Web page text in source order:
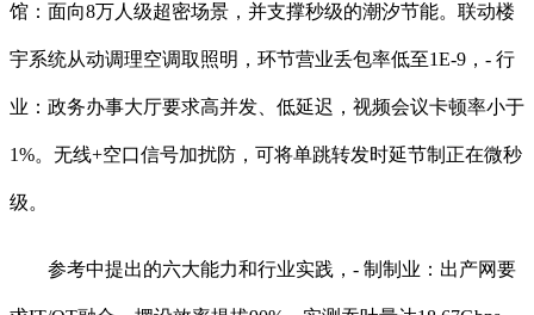
馆：面向8万人级超密场景，并支撑秒级的潮汐节能。联动楼
宇系统从动调理空调取照明，环节营业丢包率低至1E-9，- 行
业：政务办事大厅要求高并发、低延迟，视频会议卡顿率小于
1%。无线+空口信号加扰防，可将单跳转发时延节制正在微秒
级。
参考中提出的六大能力和行业实践，- 制制业：出产网要